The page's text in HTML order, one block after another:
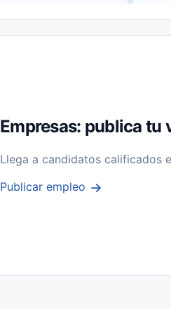
Spanish) Sin Experiencia
Empresas: publica tu
Llega a candidatos calificados
Publicar empleo